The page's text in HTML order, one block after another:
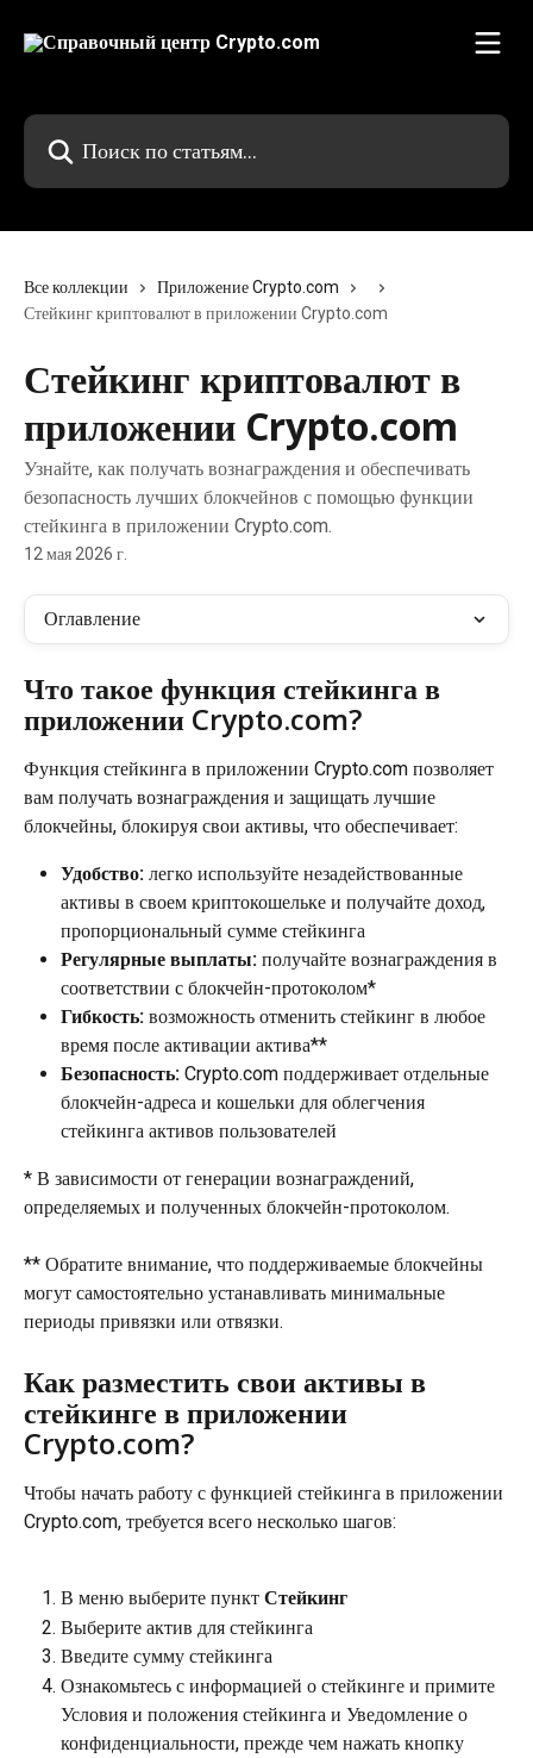
Поиск по статьям...
Все коллекции
Приложение Crypto.com
Стейкинг криптовалют в приложении Crypto.com
Стейкинг криптовалют в
приложении Crypto.com
Узнайте, как получать вознаграждения и обеспечивать
безопасность лучших блокчейнов с помощью функции
стейкинга в приложении Crypto.com.
12 мая 2026 г.
Оглавление
Что такое функция стейкинга в
приложении Crypto.com?
Функция стейкинга в приложении Crypto.com позволяет
вам получать вознаграждения и защищать лучшие
блокчейны, блокируя свои активы, что обеспечивает:
Удобство: легко используйте незадействованные
активы в своем криптокошельке и получайте доход,
пропорциональный сумме стейкинга
Регулярные выплаты: получайте вознаграждения в
соответствии с блокчейн-протоколом*
Гибкость: возможность отменить стейкинг в любое
время после активации актива**
Безопасность: Crypto.com поддерживает отдельные
блокчейн-адреса и кошельки для облегчения
стейкинга активов пользователей
* В зависимости от генерации вознаграждений,
определяемых и полученных блокчейн-протоколом.
** Обратите внимание, что поддерживаемые блокчейны
могут самостоятельно устанавливать минимальные
периоды привязки или отвязки.
Как разместить свои активы в
стейкинге в приложении
Crypto.com?
Чтобы начать работу с функцией стейкинга в приложении
Crypto.com, требуется всего несколько шагов:
В меню выберите пункт Стейкинг
Выберите актив для стейкинга
Введите сумму стейкинга
Ознакомьтесь с информацией о стейкинге и примите
Условия и положения стейкинга и Уведомление о
конфиденциальности, прежде чем нажать кнопку